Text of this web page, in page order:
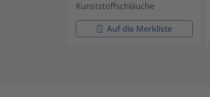
Kunststoffschläuche
Auf die Merkliste